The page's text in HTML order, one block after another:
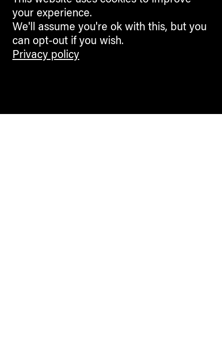
your experience.
We'll assume you're ok with this, but you
can opt-out if you wish.
Privacy policy